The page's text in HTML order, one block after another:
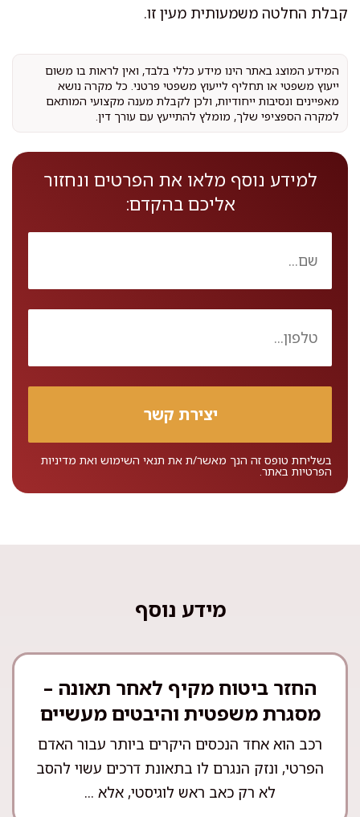
קבלת החלטה משמעותית מעין זו.
המידע המוצג באתר הינו מידע כללי בלבד, ואין לראות בו משום
ייעוץ משפטי או תחליף לייעוץ משפטי פרטני. כל מקרה נושא
מאפיינים ונסיבות ייחודיות, ולכן לקבלת מענה מקצועי המותאם
למקרה הספציפי שלך, מומלץ להתייעץ עם עורך דין.
למידע נוסף מלאו את הפרטים ונחזור
אליכם בהקדם:
בשליחת טופס זה הנך מאשר/ת את תנאי השימוש ואת מדיניות
הפרטיות באתר.
מידע נוסף
החזר ביטוח מקיף לאחר תאונה –
מסגרת משפטית והיבטים מעשיים
רכב הוא אחד הנכסים היקרים ביותר עבור האדם
הפרטי, ונזק הנגרם לו בתאונת דרכים עשוי להסב
לא רק כאב ראש לוגיסטי, אלא ...